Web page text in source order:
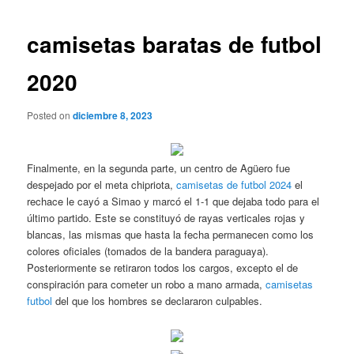
camisetas baratas de futbol
2020
Posted ondiciembre 8, 2023
Finalmente, en la segunda parte, un centro de Agüero fue
despejado por el meta chipriota,camisetas de futbol 2024 el
rechace le cayó a Simao y marcó el 1-1 que dejaba todo para el
último partido. Este se constituyó de rayas verticales rojas y
blancas, las mismas que hasta la fecha permanecen como los
colores oficiales (tomados de la bandera paraguaya).
Posteriormente se retiraron todos los cargos, excepto el de
conspiración para cometer un robo a mano armada,camisetas
futbol del que los hombres se declararon culpables.